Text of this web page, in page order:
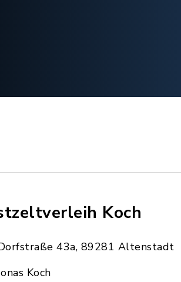
Koch
43a, 89281 Altenstadt
Koch